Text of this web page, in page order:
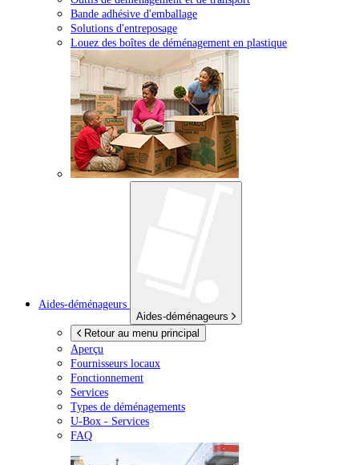
Bande adhésive d'emballage
Solutions d'entreposage
Louez des boîtes de déménagement en plastique
Aides-déménageurs
Aides-déménageurs
Retour au menu principal
Aperçu
Fournisseurs locaux
Fonctionnement
Services
Types de déménagements
U-Box - Services
FAQ